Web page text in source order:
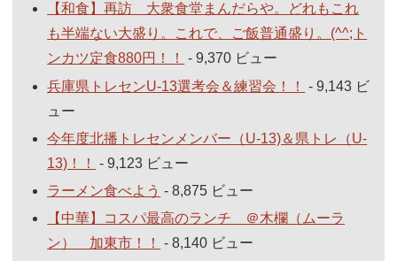
【和食】再訪 大衆食堂まんだらや。どれもこれ
も半端ない大盛り。これで、ご飯普通盛り。(^^;ト
ンカツ定食880円！！
- 9,370 ビュー
兵庫県トレセンU-13選考会＆練習会！！
- 9,143 ビ
ュー
今年度北播トレセンメンバー（U-13)＆県トレ（U-
13)！！
- 9,123 ビュー
ラーメン食べよう - 8,875 ビュー
【中華】コスパ最高のランチ ＠木欄（ムーラ
ン） 加東市！！
- 8,140 ビュー